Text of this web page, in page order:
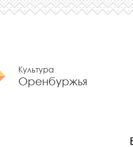
Культура
Оренбуржья